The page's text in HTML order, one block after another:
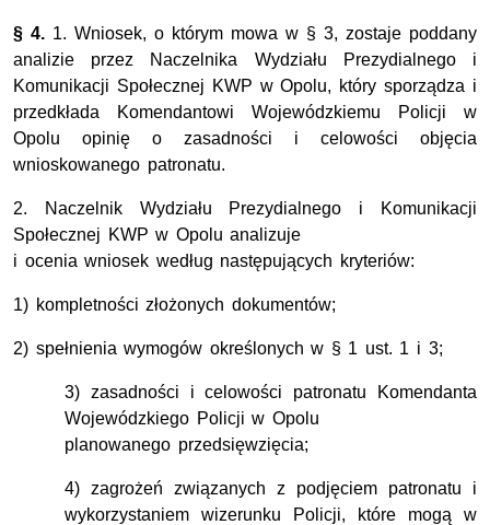
§ 4. 1. Wniosek, o którym mowa w § 3, zostaje poddany
analizie przez Naczelnika Wydziału Prezydialnego i
Komunikacji Społecznej KWP w Opolu, który sporządza i
przedkłada Komendantowi Wojewódzkiemu Policji w
Opolu opinię o zasadności i celowości objęcia
wnioskowanego patronatu.
2. Naczelnik Wydziału Prezydialnego i Komunikacji
Społecznej KWP w Opolu analizuje
i ocenia wniosek według następujących kryteriów:
1) kompletności złożonych dokumentów;
2) spełnienia wymogów określonych w § 1 ust. 1 i 3;
3) zasadności i celowości patronatu Komendanta
Wojewódzkiego Policji w Opolu
planowanego przedsięwzięcia;
4) zagrożeń związanych z podjęciem patronatu i
wykorzystaniem wizerunku Policji, które mogą w